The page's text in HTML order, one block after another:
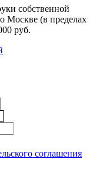
собственной
(в пределах
руб.
соглашения